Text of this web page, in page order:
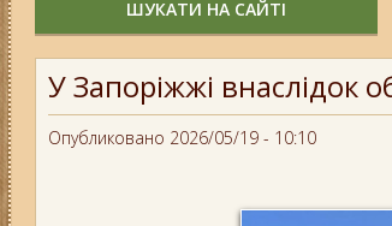
ШУКАТИ НА САЙТІ
У Запоріжжі внаслідок
Опубликовано 2026/05/19 - 10:10